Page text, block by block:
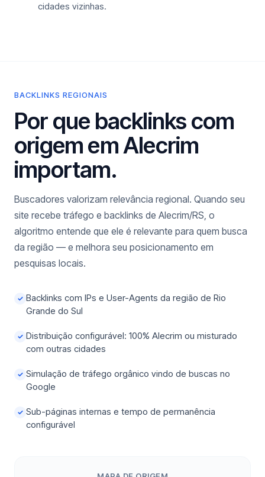
cidades vizinhas.
BACKLINKS REGIONAIS
Por que backlinks com
origem em Alecrim
importam.
Buscadores valorizam relevância regional. Quando seu
site recebe tráfego e backlinks de Alecrim/RS, o
algoritmo entende que ele é relevante para quem busca
da região — e melhora seu posicionamento em
pesquisas locais.
✓ Backlinks com IPs e User-Agents da região de Rio
Grande do Sul
✓ Distribuição configurável: 100% Alecrim ou misturado
com outras cidades
✓ Simulação de tráfego orgânico vindo de buscas no
Google
✓ Sub-páginas internas e tempo de permanência
configurável